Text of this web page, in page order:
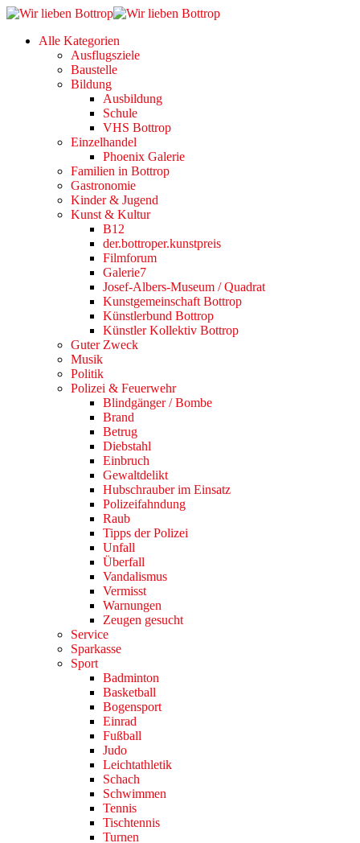
Alle Kategorien
Ausflugsziele
Baustelle
Bildung
Ausbildung
Schule
VHS Bottrop
Einzelhandel
Phoenix Galerie
Familien in Bottrop
Gastronomie
Kinder & Jugend
Kunst & Kultur
B12
der.bottroper.kunstpreis
Filmforum
Galerie7
Josef-Albers-Museum / Quadrat
Kunstgemeinschaft Bottrop
Künstlerbund Bottrop
Künstler Kollektiv Bottrop
Guter Zweck
Musik
Politik
Polizei & Feuerwehr
Blindgänger / Bombe
Brand
Betrug
Diebstahl
Einbruch
Gewaltdelikt
Hubschrauber im Einsatz
Polizeifahndung
Raub
Tipps der Polizei
Unfall
Überfall
Vandalismus
Vermisst
Warnungen
Zeugen gesucht
Service
Sparkasse
Sport
Badminton
Basketball
Bogensport
Einrad
Fußball
Judo
Leichtathletik
Schach
Schwimmen
Tennis
Tischtennis
Turnen